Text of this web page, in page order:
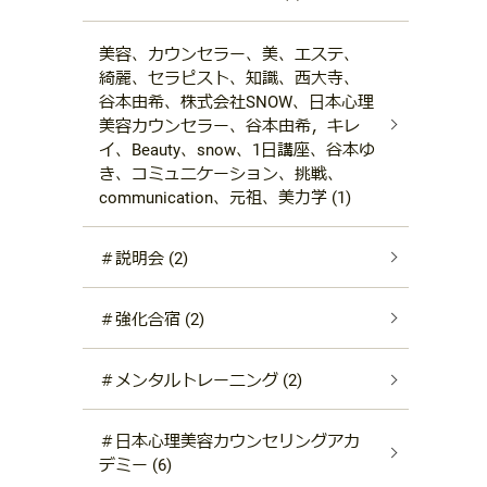
美容、カウンセラー、美、エステ、
綺麗、セラピスト、知識、西大寺、
谷本由希、株式会社SNOW、日本心理
美容カウンセラー、谷本由希，キレ
イ、Beauty、snow、1日講座、谷本ゆ
き、コミュニケーション、挑戦、
communication、元祖、美力学 (1)
＃説明会 (2)
＃強化合宿 (2)
＃メンタルトレーニング (2)
＃日本心理美容カウンセリングアカ
デミー (6)